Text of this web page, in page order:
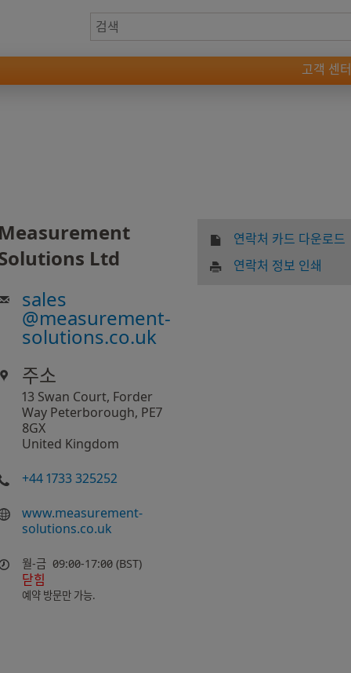
고객 센터
Measurement
Ltd
sales
@measurement-
solutions.co.uk
주소
13 Swan Court, Forder
Way Peterborough, PE7
8GX
United Kingdom
+44 1733 325252
www.measurement-
solutions.co.uk
월-금 09:00-17:00 (BST)
닫힘
예약 방문만 가능.
연락처 카드 다운로드
연락처 정보 인쇄